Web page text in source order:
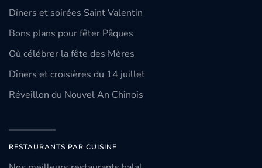
Dîners et soirées Saint Valentin
Bons plans pour fêter Pâques
Où célébrer la fête des Mères
Dîners et croisières du 14 juillet
Réveillon du Nouvel An Chinois
RESTAURANTS PAR CUISINE